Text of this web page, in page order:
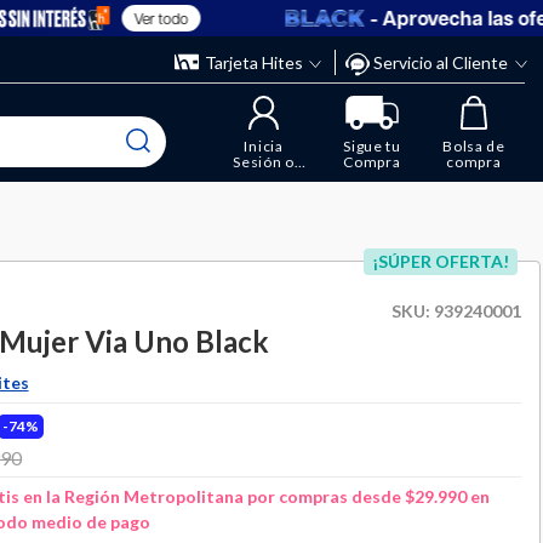
Ver todo - Aprovecha las
Servicio al Cliente
Tarjeta Hites
Inicia
Sesión o
Regístrate
Sigue tu
Compra
Bolsa de
compra
y elimina los que ya no necesitas.
¡SÚPER OFERTA!
SKU: 939240001
Via Uno Black
74%
to
en la Región Metropolitana por compras desde $29.990 en
medio de pago